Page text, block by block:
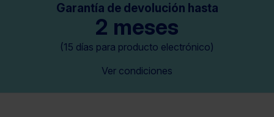
Garantía de devolución hasta
2 meses
(15 días para producto electrónico)
Ver condiciones